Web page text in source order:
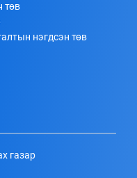
төв
нэгдсэн төв
газар